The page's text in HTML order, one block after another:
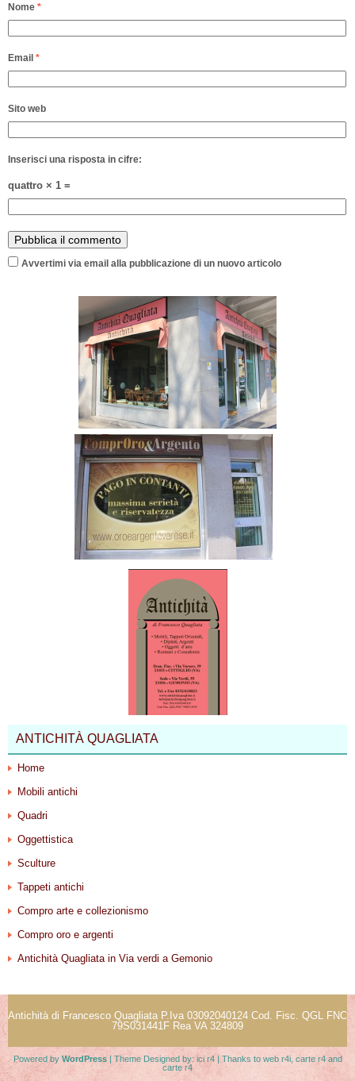
Nome *
Email *
Sito web
Inserisci una risposta in cifre:
quattro × 1 =
Avvertimi via email alla pubblicazione di un nuovo articolo
ANTICHITÀ QUAGLIATA
Home
Mobili antichi
Quadri
Oggettistica
Sculture
Tappeti antichi
Compro arte e collezionismo
Compro oro e argenti
Antichità Quagliata in Via verdi a Gemonio
Antichità di Francesco Quagliata P.Iva 03092040124 Cod. Fisc. QGL FNC
79S031441F Rea VA 324809
Powered by WordPress| Theme Designed by: ici r4| Thanks to web r4i, carte r4and
carte r4